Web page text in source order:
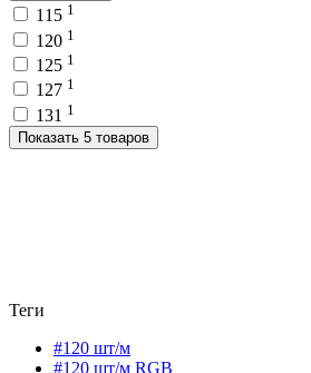
115 1
120 1
125 1
127 1
131 1
Показать 5 товаров
Теги
#120 шт/м
#120 шт/м RGB